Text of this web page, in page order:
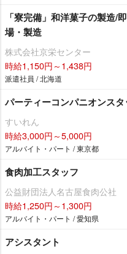
「寮完備」和洋菓子の製造/
場・製造
株式会社京栄センター
時給1,150円～1,438円
派遣社員 / 北海道
パーティーコンパニオンスタ
すいれん
時給3,000円～5,000円
アルバイト・パート / 東京都
食肉加工スタッフ
公益財団法人名古屋食肉公社
時給1,250円～1,300円
アルバイト・パート / 愛知県
アシスタント